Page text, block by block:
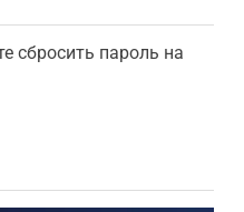
сбросить пароль на